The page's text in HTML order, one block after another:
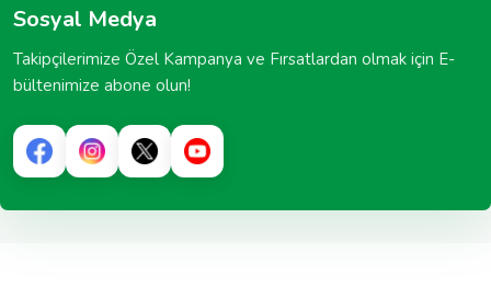
Sosyal Medya
Takipçilerimize Özel Kampanya ve Fırsatlardan olmak için E-
bültenimize abone olun!